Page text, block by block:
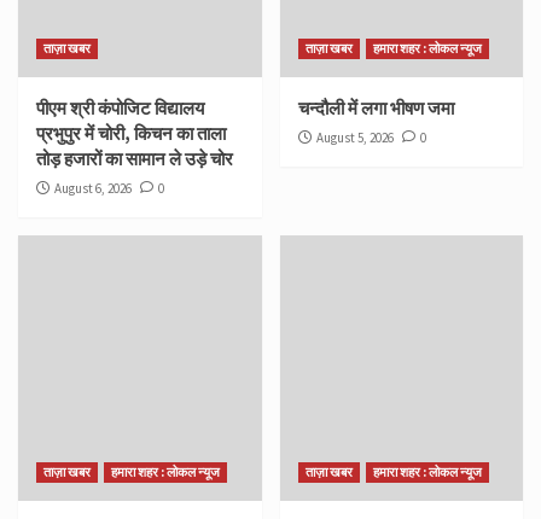
ताज़ा खबर
पीएम श्री कंपोजिट विद्यालय
प्रभुपुर में चोरी, किचन का ताला
तोड़ हजारों का सामान ले उड़े चोर
August 6, 2026 0
ताज़ा खबर हमारा शहर : लोकल न्यूज
चन्दौली में लगा भीषण जमा
August 5, 2026 0
ताज़ा खबर हमारा शहर : लोकल न्यूज ताज़ा खबर हमारा शहर : लोकल न्यूज